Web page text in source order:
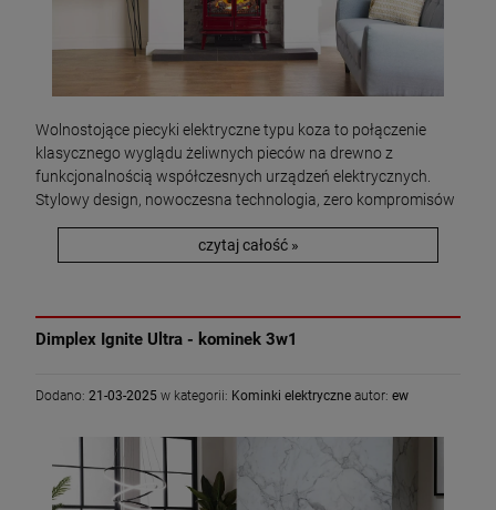
Wolnostojące piecyki elektryczne typu koza to połączenie
klasycznego wyglądu żeliwnych pieców na drewno z
funkcjonalnością współczesnych urządzeń elektrycznych.
Stylowy design, nowoczesna technologia, zero kompromisów
czytaj całość »
Dimplex Ignite Ultra - kominek 3w1
Dodano: 21-03-2025 w kategorii: Kominki elektryczne autor: ew